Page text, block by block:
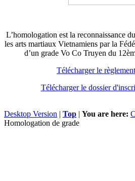
L’homologation est la reconnaissance
les arts martiaux Vietnamiens par la
d’un grade Vo Co Truyen du
Télécharger le
Télécharger le dossier
Desktop Version | Top | You are here:
Homologation de grade